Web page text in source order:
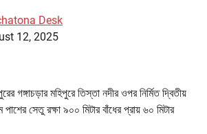
Desk
12, 2025
গঙ্গাচড়ার মহিপুরে তিস্তা নদীর ওপর নির্মিত দ্বিতীয়
সেতু রক্ষা ৯০০ মিটার বাঁধের প্রায় ৬০ মিটার